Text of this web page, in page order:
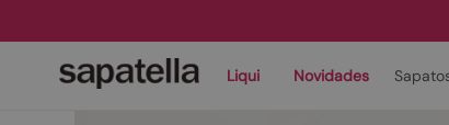
Liqui Novidades